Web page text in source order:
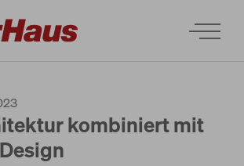
kombiniert mit